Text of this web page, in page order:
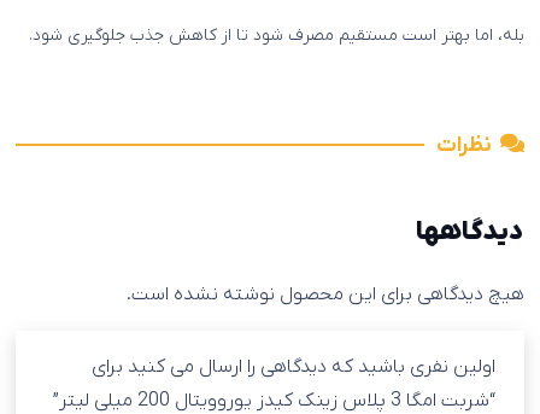
بله، اما بهتر است مستقیم مصرف شود تا از کاهش جذب جلوگیری شود.
نظرات
دیدگاهها
هیچ دیدگاهی برای این محصول نوشته نشده است.
اولین نفری باشید که دیدگاهی را ارسال می کنید برای
“شربت امگا 3 پلاس زینک کیدز یوروویتال 200 میلی لیتر”